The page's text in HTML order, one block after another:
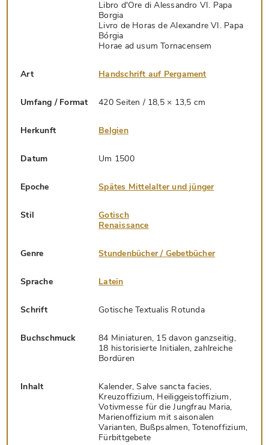
Libro d'Ore di Alessandro VI. Papa
Borgia
Livro de Horas de Alexandre VI. Papa
Bórgia
Horae ad usum Tornacensem
Art Handschrift auf Pergament
Umfang / Format 420 Seiten / 18,5 × 13,5 cm
Herkunft Belgien
Datum Um 1500
Epoche Spätes Mittelalter und jünger
Stil
Gotisch
Renaissance
Genre Stundenbücher / Gebetbücher
Sprache Latein
Schrift Gotische Textualis Rotunda
Buchschmuck
84 Miniaturen, 15 davon ganzseitig,
18 historisierte Initialen, zahlreiche
Bordüren
Inhalt
Kalender, Salve sancta facies,
Kreuzoffizium, Heiliggeistoffizium,
Votivmesse für die Jungfrau Maria,
Marienoffizium mit saisonalen
Varianten, Bußpsalmen, Totenoffizium,
Fürbittgebete